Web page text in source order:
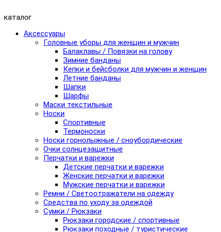
каталог
Аксессуары
Головные уборы для женщин и мужчин
Балаклавы / Повязки на голову
Зимние банданы
Кепки и бейсболки для мужчин и женщин
Летние банданы
Шапки
Шарфы
Маски текстильные
Носки
Спортивные
Термоноски
Носки горнолыжные / сноубордические
Очки солнцезащитные
Перчатки и варежки
Детские перчатки и варежки
Женские перчатки и варежки
Мужские перчатки и варежки
Ремни / Светоотражатели на одежду
Средства по уходу за одеждой
Сумки / Рюкзаки
Рюкзаки городские / спортивные
Рюкзаки походные / туристические